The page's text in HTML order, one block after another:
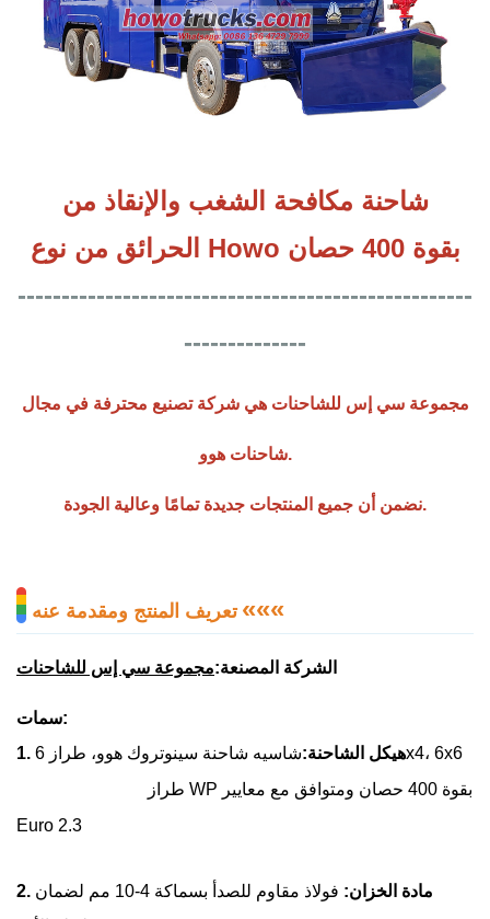
شاحنة مكافحة الشغب والإنقاذ من
الحرائق من نوع Howo بقوة 400 حصان
----------------------------------------------------
--------------
مجموعة سي إس للشاحنات هي شركة تصنيع محترفة في مجال
شاحنات هوو.
نضمن أن جميع المنتجات جديدة تمامًا وعالية الجودة.
تعريف المنتج ومقدمة عنه «««
الشركة المصنعة:مجموعة سي إس للشاحنات
سمات:
1. هيكل الشاحنة:شاسيه شاحنة سينوتروك هوو، طراز 6x4، 6x6
طراز WP بقوة 400 حصان ومتوافق مع معايير
Euro 2.3
2. مادة الخزان:
فولاذ مقاوم للصدأ بسماكة 4-10 مم لضمان